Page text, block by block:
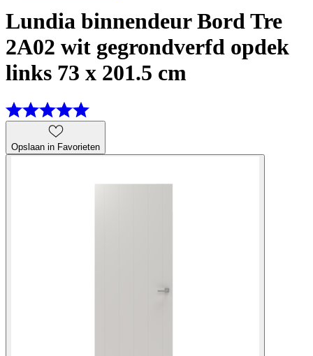
Lundia binnendeur Bord Tre
2A02 wit gegrondverfd opdek
links 73 x 201.5 cm
Opslaan in Favorieten